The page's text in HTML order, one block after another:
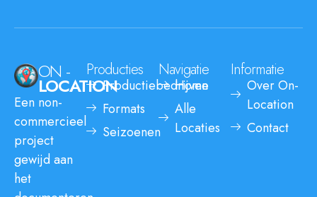
ON -
LOCATION
Een non-
commercieel
project
gewijd aan
het
Producties
Productiebedrijven
Formats
Seizoenen
Navigatie
Home
Alle
Locaties
Informatie
Over On-
Location
Contact